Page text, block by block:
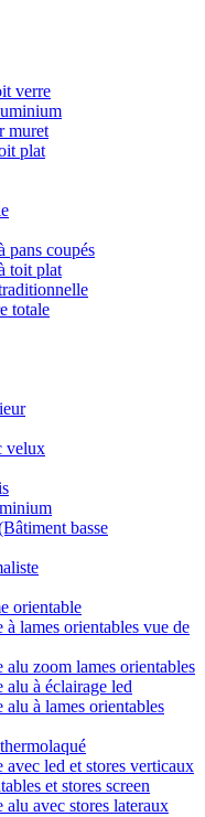
verre
muret
plat
pans coupés
toit plat
totale
velux
basse
orientable
lames orientables vue de
zoom lames orientables
à éclairage led
à lames orientables
led et stores verticaux
et stores screen
avec stores lateraux